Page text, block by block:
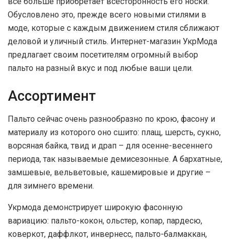
Обусловлено это, прежде всего новыми стилями в
моде, которые с каждым движением стиля сближают
деловой и уличный стиль. Интернет-магазин УкрМода
предлагает своим посетителям огромный выбор
пальто на разный вкус и под любые ваши цели.
Ассортимент
Пальто сейчас очень разнообразно по крою, фасону и
материалу из которого оно сшито: плащ, шерсть, сукно,
ворсяная байка, твид и драп – для осенне-весеннего
периода, так называемые демисезонные. А бархатные,
замшевые, вельветовые, кашемировые и другие –
для зимнего времени.
Укрмода демонстрирует широкую фасонную
вариацию: пальто-кокон, ольстер, копар, пардесю,
коверкот, даффлкот, инвернесс, пальто-балмаккан,